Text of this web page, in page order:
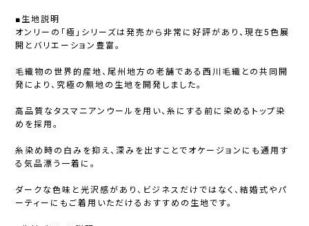
■生地説明
オンリーの「極」シリーズは発売から非常に好評があり、現在5色展
開とバリエーション豊富。
毛織物の世界的産地、尾州地方の老舗である西川毛織との共同開
発により、究極の無地の生地を開発しました。
高品質なタスマニアンウールを用い、糸にする前に染めるトップ染
めを採用。
糸染め時の白みを抑え、深みを出すことでオケージョンにも通用す
る気品漂う一着に。
ダークな色味と光沢感があり、ビジネスだけではなく、結婚式やパ
ーティーにもご着用いただけるおすすめの生地です。